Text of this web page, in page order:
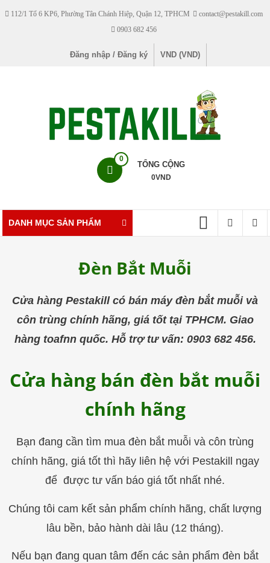
Skip112/1 Tổ 6 KP6, Phường Tân Chánh Hiệp, Quận 12, TPHCM
contact@pestakill.com
0903 682 456
Đăng nhập / Đăng ký VND (VND)
0
TỔNG CỘNG
0VND
DANH MỤC SẢN PHẨM
Đèn Bắt Muỗi
Cửa hàng Pestakill có bán máy đèn bắt muỗi và
côn trùng chính hãng, giá tốt tại TPHCM. Giao
hàng toafnn quốc. Hỗ trợ tư vấn: 0903 682 456.
Cửa hàng bán đèn bắt muỗi
chính hãng
Bạn đang cần tìm mua đèn bắt muỗi và côn trùng
chính hãng, giá tốt thì hãy liên hệ với Pestakill ngay
để được tư vấn báo giá tốt nhất nhé.
Chúng tôi cam kết sản phẩm chính hãng, chất lượng
lâu bền, bảo hành dài lâu (12 tháng).
Nếu bạn đang quan tâm đến các sản phẩm đèn bắt